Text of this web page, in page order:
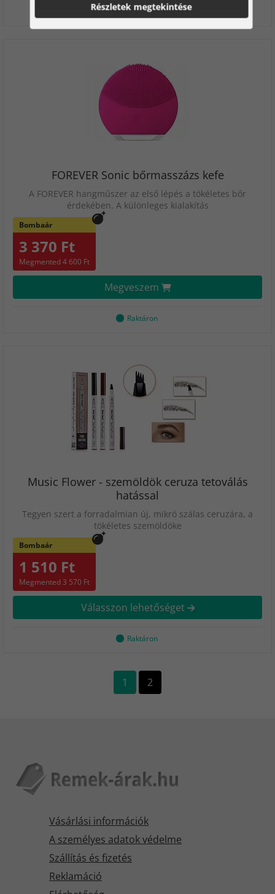
Raktáron
FOREVER Sonic bőrmasszázs kefe
A FOREVER hangműszer az első lépés a tökéletes bőr
érdekében. A különleges kialakítás
Bombaár
3 370 Ft
Megmented 4 600 Ft
Megveszem
Raktáron
Music Flower - szemöldök ceruza tetoválás
hatással
Tegyen szert a forradalmian új, mikró szálas ceruzára, a
tökéletes szemöldöke
Bombaár
1 510 Ft
Megmented 3 570 Ft
Válasszon lehetőséget
Raktáron
1 2
Vásárlási információk
A személyes adatok védelme
Szállítás és fizetés
Reklamáció
Részletek megtekintése